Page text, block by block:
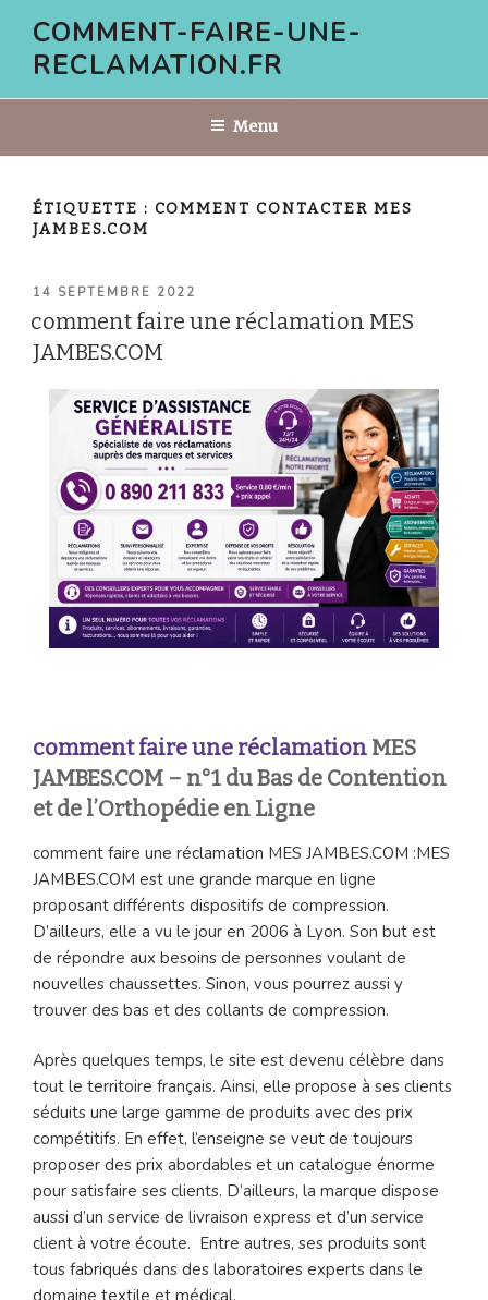
contenu
COMMENT-FAIRE-UNE-
RECLAMATION.FR
Menu
ÉTIQUETTE : COMMENT CONTACTER MES
JAMBES.COM
PUBLIÉ
14 SEPTEMBRE 2022
comment faire une réclamation MES
JAMBES.COM
comment faire une réclamation MES
JAMBES.COM – n°1 du Bas de Contention
et de l’Orthopédie en Ligne
comment faire une réclamation MES JAMBES.COM :MES
JAMBES.COM est une grande marque en ligne
proposant différents dispositifs de compression.
D’ailleurs, elle a vu le jour en 2006 à Lyon. Son but est
de répondre aux besoins de personnes voulant de
nouvelles chaussettes. Sinon, vous pourrez aussi y
trouver des bas et des collants de compression.
Après quelques temps, le site est devenu célèbre dans
tout le territoire français. Ainsi, elle propose à ses clients
séduits une large gamme de produits avec des prix
compétitifs. En effet, l’enseigne se veut de toujours
proposer des prix abordables et un catalogue énorme
pour satisfaire ses clients. D’ailleurs, la marque dispose
aussi d’un service de livraison express et d’un service
client à votre écoute. Entre autres, ses produits sont
tous fabriqués dans des laboratoires experts dans le